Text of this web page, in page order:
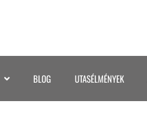
BLOG UTASÉLMÉNYEK